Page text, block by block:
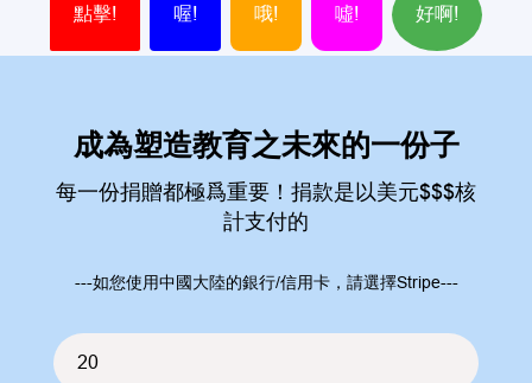
點擊! 喔! 哦! 噓! 好啊!
成為塑造教育之未來的一份子
每一份捐贈都極爲重要！捐款是以美元$$$核
計支付的
---如您使用中國大陸的銀行/信用卡，請選擇Stripe---